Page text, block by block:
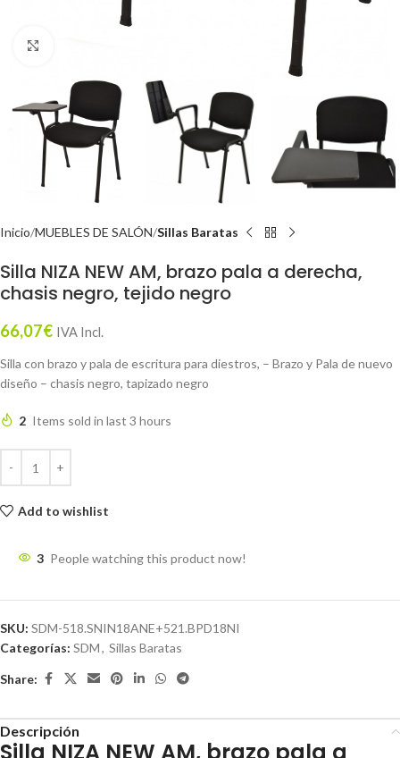
Inicio MUEBLES DE SALÓN Sillas Baratas
Silla NIZA NEW AM, brazo pala a derecha,
chasis negro, tejido negro
66,07€ IVA Incl.
Silla con brazo y pala de escritura para diestros, – Brazo y Pala de nuevo
diseño – chasis negro, tapizado negro
2 Items sold in last 3 hours
Add to wishlist
3 People watching this product now!
SKU: SDM-518.SNIN18ANE+521.BPD18NI
Categorías: SDM, Sillas Baratas
Share:
Descripción